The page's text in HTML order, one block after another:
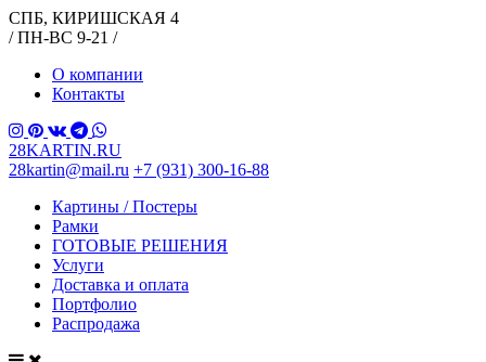
СПБ, КИРИШСКАЯ 4
/ ПН-ВС 9-21 /
О компании
Контакты
28KARTIN.RU
28kartin@mail.ru +7 (931) 300-16-88
Картины / Постеры
Рамки
ГОТОВЫЕ РЕШЕНИЯ
Услуги
Доставка и оплата
Портфолио
Распродажа